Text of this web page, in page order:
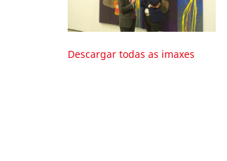
Descargar todas as imaxes